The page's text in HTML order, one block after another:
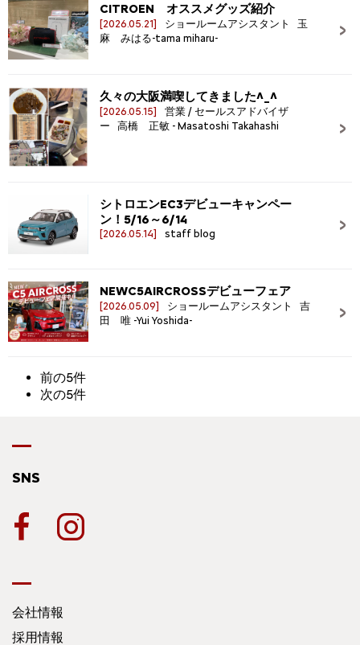
CITROEN オススメグッズ紹介
[2026.05.21]
ショールームアシスタント 玉
麻 みはる-tama miharu-
久々の大阪満喫してきました^_^
[2026.05.15]
営業 / セールスアドバイザ
ー 高橋 正敏 - Masatoshi Takahashi
シトロエンEC3デビューキャンペー
ン！5/16～6/14
[2026.05.14] staff blog
NEWC5AIRCROSSデビューフェア
[2026.05.09]
ショールームアシスタント 吉
田 唯 -Yui Yoshida-
前の5件
次の5件
SNS
会社情報
採用情報